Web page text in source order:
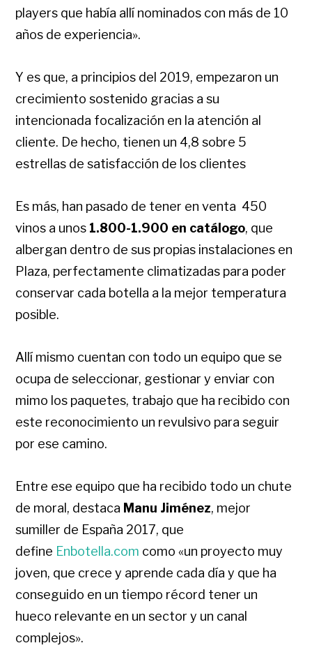
players que había allí nominados con más de 10
años de experiencia».
Y es que, a principios del 2019, empezaron un
crecimiento sostenido gracias a su
intencionada focalización en la atención al
cliente. De hecho, tienen un 4,8 sobre 5
estrellas de satisfacción de los clientes
Es más, han pasado de tener en venta 450
vinos a unos 1.800-1.900 en catálogo, que
albergan dentro de sus propias instalaciones en
Plaza, perfectamente climatizadas para poder
conservar cada botella a la mejor temperatura
posible.
Allí mismo cuentan con todo un equipo que se
ocupa de seleccionar, gestionar y enviar con
mimo los paquetes, trabajo que ha recibido con
este reconocimiento un revulsivo para seguir
por ese camino.
Entre ese equipo que ha recibido todo un chute
de moral, destaca Manu Jiménez, mejor
sumiller de España 2017, que
define Enbotella.com como «un proyecto muy
joven, que crece y aprende cada día y que ha
conseguido en un tiempo récord tener un
hueco relevante en un sector y un canal
complejos».